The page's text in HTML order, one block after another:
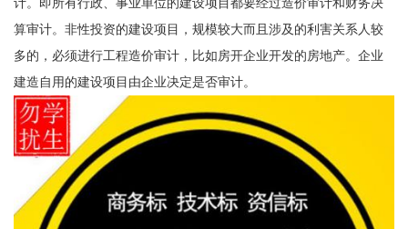
算审计。非性投资的建设项目，规模较大而且涉及的利害关系人较
多的，必须进行工程造价审计，比如房开企业开发的房地产。企业
建造自用的建设项目由企业决定是否审计。